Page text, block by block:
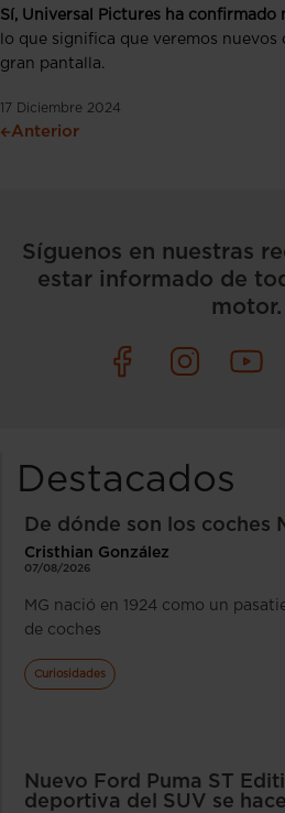
Sí, Universal Pictures ha confirmado
lo que significa que veremos nuevos
gran pantalla.
17 Diciembre 2024
Anterior
Síguenos en nuestras
estar informado de
motor.
Destacados
De dónde son los coches
Cristhian González
07/08/2026
MG nació en 1924 como un
de coches
Curiosidades
Nuevo Ford Puma ST
deportiva del SUV se